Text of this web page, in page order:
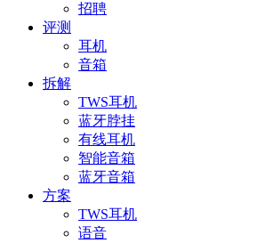
招聘
评测
耳机
音箱
拆解
TWS耳机
蓝牙脖挂
有线耳机
智能音箱
蓝牙音箱
方案
TWS耳机
语音